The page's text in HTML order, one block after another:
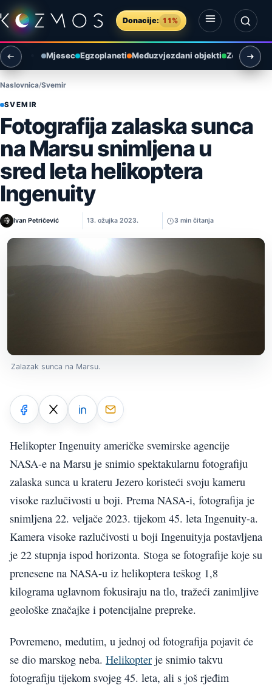
Preskoči na sadržaj
Donacije: 11%
Otvori izbornik
Otvori pretragu
Mjesec Egzoplaneti Međuzvjezdani objekti Zemlja i
Naslovnica Svemir
SVEMIR
Fotografija zalaska sunca
na Marsu snimljena u
sred leta helikoptera
Ingenuity
Ivan Petričević 13. ožujka 2023. 3 min čitanja
Zalazak sunca na Marsu.
Helikopter Ingenuity američke svemirske agencije
NASA-e na Marsu je snimio spektakularnu fotografiju
zalaska sunca u krateru Jezero koristeći svoju kameru
visoke razlučivosti u boji. Prema NASA-i, fotografija je
snimljena 22. veljače 2023. tijekom 45. leta Ingenuity-a.
Kamera visoke razlučivosti u boji Ingenuityja postavljena
je 22 stupnja ispod horizonta. Stoga se fotografije koje su
prenesene na NASA-u iz helikoptera teškog 1,8
kilograma uglavnom fokusiraju na tlo, tražeći zanimljive
geološke značajke i potencijalne prepreke.
Povremeno, međutim, u jednoj od fotografija pojavit će
se dio marskog neba. Helikopter je snimio takvu
fotografiju tijekom svojeg 45. leta, ali s još rjeđim